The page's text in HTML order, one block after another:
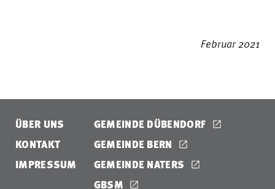
Februar 2021
ÜBER UNS
KONTAKT
IMPRESSUM
GEMEINDE DÜBENDORF
GEMEINDE BERN
GEMEINDE NATERS
GBSM